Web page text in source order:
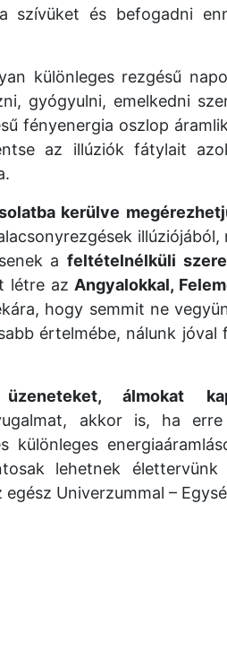
szívüket és befogadni
különleges rezgésű
gyógyulni, emelkedni
fényenergia oszlop
az illúziók fátylait
kerülve
afeltételnélküli
létre az Angyalokkal,
hogy semmit ne
értelmébe, nálunk
üzeneteket, álmokat
akkor is, ha
különleges
lehetnek élettervünk
Univerzummal –